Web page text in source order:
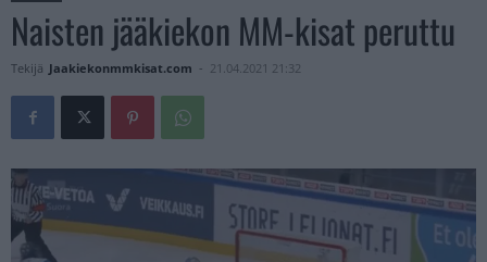
Naisten jääkiekon MM-kisat peruttu
Tekijä Jaakiekonmmkisat.com - 21.04.2021 21:32